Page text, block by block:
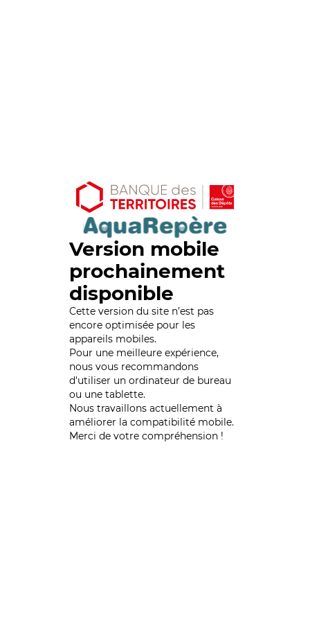
Version mobile
prochainement
disponible
Cette version du site n’est pas
encore optimisée pour les
appareils mobiles.
Pour une meilleure expérience,
nous vous recommandons
d'utiliser un ordinateur de bureau
ou une tablette.
Nous travaillons actuellement à
améliorer la compatibilité mobile.
Merci de votre compréhension !